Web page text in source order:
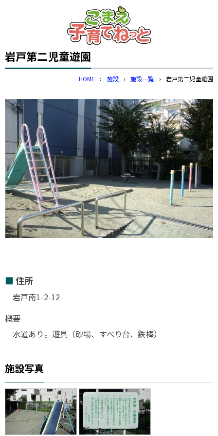
このページの本文へ
岩戸第二児童遊園
HOME › 施設 › 施設一覧 › 岩戸第二児童遊園
住所
岩戸南1-2-12
概要
水道あり。遊具（砂場、すべり台、鉄棒）
施設写真